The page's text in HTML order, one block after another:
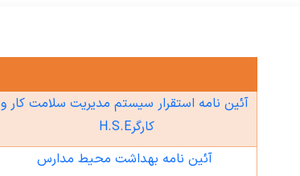
آئین نامه استقرار سیستم مدیریت سلامت کار و
کارگرH.S.E
آئین نامه بهداشت محیط مدارس